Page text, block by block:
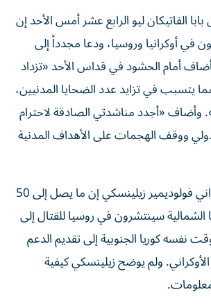
الفاتيكان ليو الرابع عشر أمس الأحد ‌إن
في ​أوكرانيا وروسيا، ودعا مجدداً إلى
أمام الحشود في قداس ‌الأحد «تزداد
يتسبب في تزايد عدد الضحايا المدنيين،
وأضاف «أجدد مناشدتي الصادقة لاحترام
ووقف الهجمات على الأهداف المدنية
وقال الرئيس الأوكراني فولوديمير زيلينسكي إن ما يصل إلى 50
سينتشرون في روسيا للقتال إلى
نفسه كوريا الجنوبية إلى تقديم الدعم
ولم يوضح زيلينسكي كيفية